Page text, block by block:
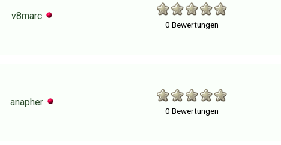
v8marc
0 Bewertungen
anapher
0 Bewertungen